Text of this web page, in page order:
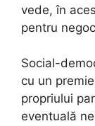
vede, în
pentru
Social-
cu un
propriului
eventuală